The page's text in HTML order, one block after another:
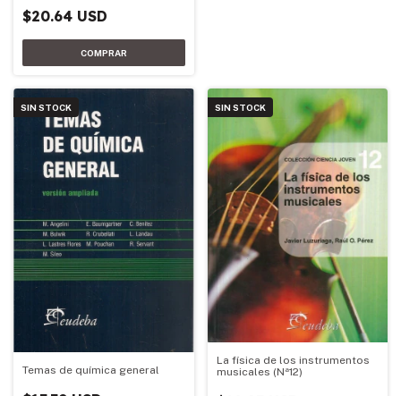
$20.64 USD
SIN STOCK
Temas de química general
SIN STOCK
La física de los instrumentos
musicales (Nª12)